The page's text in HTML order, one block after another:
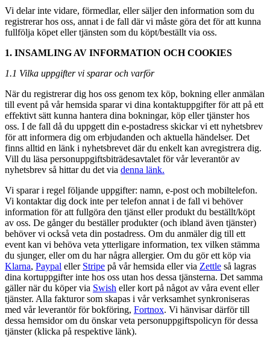
Vi delar inte vidare, förmedlar, eller säljer den information som du
registrerar hos oss, annat i de fall där vi måste göra det för att kunna
fullfölja köpet eller tjänsten som du köpt/beställt via oss.
1. INSAMLING AV INFORMATION OCH COOKIES
1.1 Vilka uppgifter vi sparar och varför
När du registrerar dig hos oss genom tex köp, bokning eller anmälan
till event på vår hemsida sparar vi dina kontaktuppgifter för att på ett
effektivt sätt kunna hantera dina bokningar, köp eller tjänster hos
oss. I de fall då du uppgett din e-postadress skickar vi ett nyhetsbrev
för att informera dig om erbjudanden och aktuella händelser. Det
finns alltid en länk i nyhetsbrevet där du enkelt kan avregistrera dig.
Vill du läsa personuppgiftsbiträdesavtalet för vår leverantör av
nyhetsbrev så hittar du det via denna länk.
Vi sparar i regel följande uppgifter: namn, e-post och mobiltelefon.
Vi kontaktar dig dock inte per telefon annat i de fall vi behöver
information för att fullgöra den tjänst eller produkt du beställt/köpt
av oss. De gånger du beställer produkter (och ibland även tjänster)
behöver vi också veta din postadress. Om du anmäler dig till ett
event kan vi behöva veta ytterligare information, tex vilken stämma
du sjunger, eller om du har några allergier. Om du gör ett köp via
Klarna, Paypal eller Stripe på vår hemsida eller via Zettle så lagras
dina kortuppgifter inte hos oss utan hos dessa tjänsterna. Det samma
gäller när du köper via Swish eller kort på något av våra event eller
tjänster. Alla fakturor som skapas i vår verksamhet synkroniseras
med vår leverantör för bokföring, Fortnox. Vi hänvisar därför till
dessa hemsidor om du önskar veta personuppgiftspolicyn för dessa
tjänster (klicka på respektive länk).